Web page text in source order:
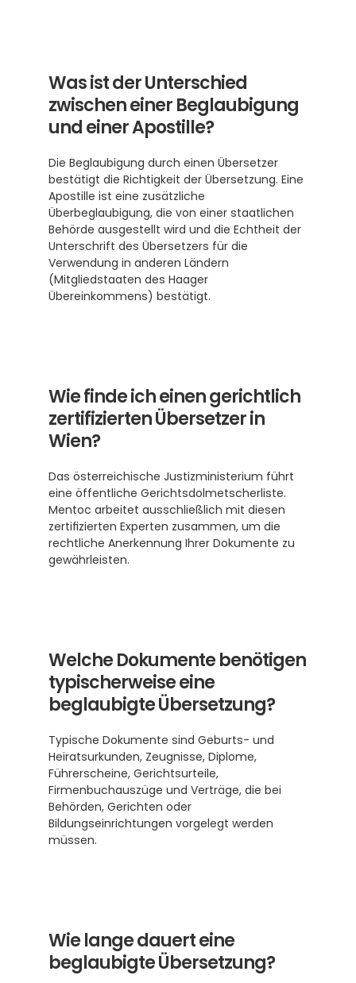
Was ist der Unterschied
zwischen einer Beglaubigung
und einer Apostille?
Die Beglaubigung durch einen Übersetzer
bestätigt die Richtigkeit der Übersetzung. Eine
Apostille ist eine zusätzliche
Überbeglaubigung, die von einer staatlichen
Behörde ausgestellt wird und die Echtheit der
Unterschrift des Übersetzers für die
Verwendung in anderen Ländern
(Mitgliedstaaten des Haager
Übereinkommens) bestätigt.
Wie finde ich einen gerichtlich
zertifizierten Übersetzer in
Wien?
Das österreichische Justizministerium führt
eine öffentliche Gerichtsdolmetscherliste.
Mentoc arbeitet ausschließlich mit diesen
zertifizierten Experten zusammen, um die
rechtliche Anerkennung Ihrer Dokumente zu
gewährleisten.
Welche Dokumente benötigen
typischerweise eine
beglaubigte Übersetzung?
Typische Dokumente sind Geburts- und
Heiratsurkunden, Zeugnisse, Diplome,
Führerscheine, Gerichtsurteile,
Firmenbuchauszüge und Verträge, die bei
Behörden, Gerichten oder
Bildungseinrichtungen vorgelegt werden
müssen.
Wie lange dauert eine
beglaubigte Übersetzung?